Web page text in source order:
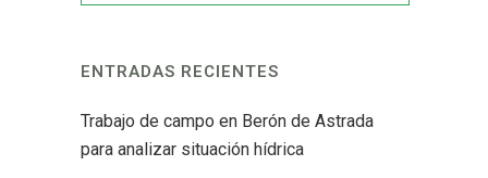
ENTRADAS RECIENTES
Trabajo de campo en Berón de Astrada
para analizar situación hídrica